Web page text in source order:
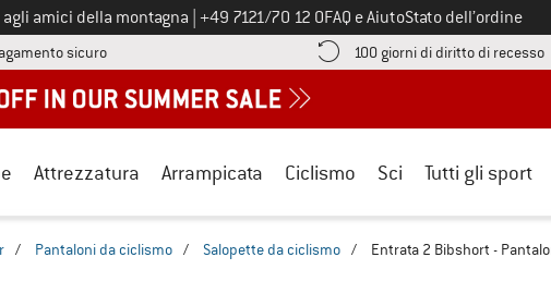
agli amici della montagna Chiamaci al numero
+49 7121/70 12 0FAQ e AiutoStato dell’ordine
sicuroQui trovi le informazioni di pagamento! Si apre in una casella
100 giorni di diritto di recesso
Attrezzatura Arrampicata Ciclismo Sci Tutti gli sport
/ Pantaloni da ciclismo / Salopette da ciclismo / Entrata 2 Bibshort -